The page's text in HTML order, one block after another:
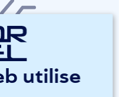
utilise
inoxydable